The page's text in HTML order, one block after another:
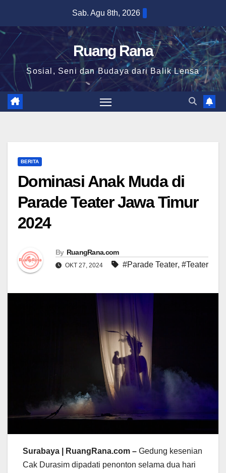
content
Sab. Agu 8th, 2026
Ruang Rana
Sosial, Seni dan Budaya dari Balik Lensa
BERITA
Dominasi Anak Muda di
Parade Teater Jawa Timur
2024
By RuangRana.com
OKT 27, 2024 #Parade Teater, #Teater
Surabaya | RuangRana.com – Gedung kesenian
Cak Durasim dipadati penonton selama dua hari